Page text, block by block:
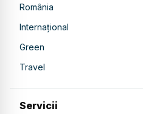
România
Internațional
Green
Travel
Servicii